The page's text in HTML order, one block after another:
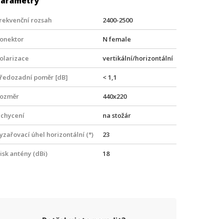
rozsah 2400-2500
N female
vertikální/horizontální
poměr [dB] < 1,1
440x220
na stožár
úhel horizontální (°) 23
antény (dBi) 18